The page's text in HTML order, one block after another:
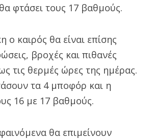
φτάσει τους 17 βαθμούς.
ο καιρός θα είναι επίσης
βροχές και πιθανές
τις θερμές ώρες της ημέρας.
τα 4 μποφόρ και η
16 με 17 βαθμούς.
θα επιμείνουν